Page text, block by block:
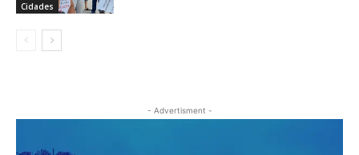
Cidades
- Advertisment -